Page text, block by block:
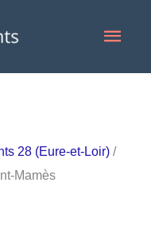
28 (Eure-et-Loir) /
Mamès